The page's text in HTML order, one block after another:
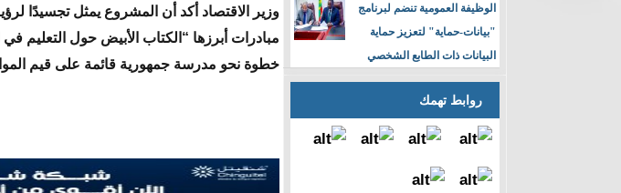
الوظيفة العمومية تنضم لبرنامج
"بيانات-حماية" لتعزيز حماية
البيانات ذات الطابع الشخصي
روابط تهمك
مبادرات أبرزها “الكتاب الأبيض حول التعليم
خطوة نحو مدرسة جمهورية قائمة على قيم